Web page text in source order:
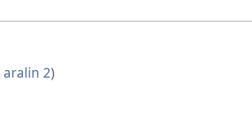
aralin 2)